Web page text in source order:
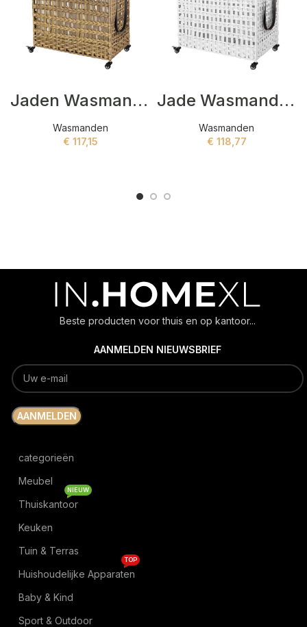
Jaden Wasmanden Beige
Wasmanden
€ 117,15
Jade Wasmanden Wit
Wasmanden
€ 118,77
Beste producten voor thuis en op kantoor...
AANMELDEN NIEUWSBRIEF
categorieën
Meubel
Thuiskantoor
NIEUW
Keuken
Tuin & Terras
Huishoudelijke Apparaten
TOP
Baby & Kind
Sport & Outdoor